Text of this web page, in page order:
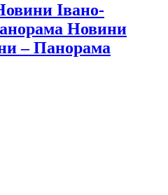
Івано-
Новини
– Панорама